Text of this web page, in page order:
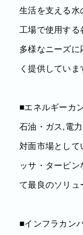
生活を支える
工場で使用す
多様なニーズ
く提供していま
■エネルギーカ
石油・ガス,電
対面市場とし
ッサ・タービ
て最良のソリュ
■インフラカン